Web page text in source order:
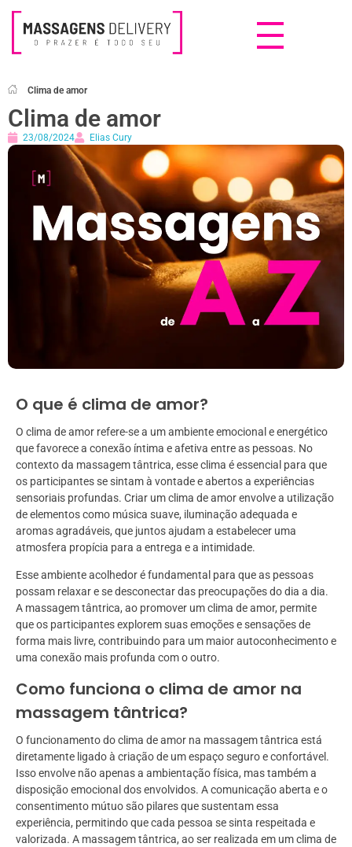
Clima de amor
Clima de amor
23/08/2024 Elias Cury
O que é clima de amor?
O clima de amor refere-se a um ambiente emocional e energético
que favorece a conexão íntima e afetiva entre as pessoas. No
contexto da massagem tântrica, esse clima é essencial para que
os participantes se sintam à vontade e abertos a experiências
sensoriais profundas. Criar um clima de amor envolve a utilização
de elementos como música suave, iluminação adequada e
aromas agradáveis, que juntos ajudam a estabelecer uma
atmosfera propícia para a entrega e a intimidade.
Esse ambiente acolhedor é fundamental para que as pessoas
possam relaxar e se desconectar das preocupações do dia a dia.
A massagem tântrica, ao promover um clima de amor, permite
que os participantes explorem suas emoções e sensações de
forma mais livre, contribuindo para um maior autoconhecimento e
uma conexão mais profunda com o outro.
Como funciona o clima de amor na
massagem tântrica?
O funcionamento do clima de amor na massagem tântrica está
diretamente ligado à criação de um espaço seguro e confortável.
Isso envolve não apenas a ambientação física, mas também a
disposição emocional dos envolvidos. A comunicação aberta e o
consentimento mútuo são pilares que sustentam essa
experiência, permitindo que cada pessoa se sinta respeitada e
valorizada. A massagem tântrica, ao ser realizada em um clima de